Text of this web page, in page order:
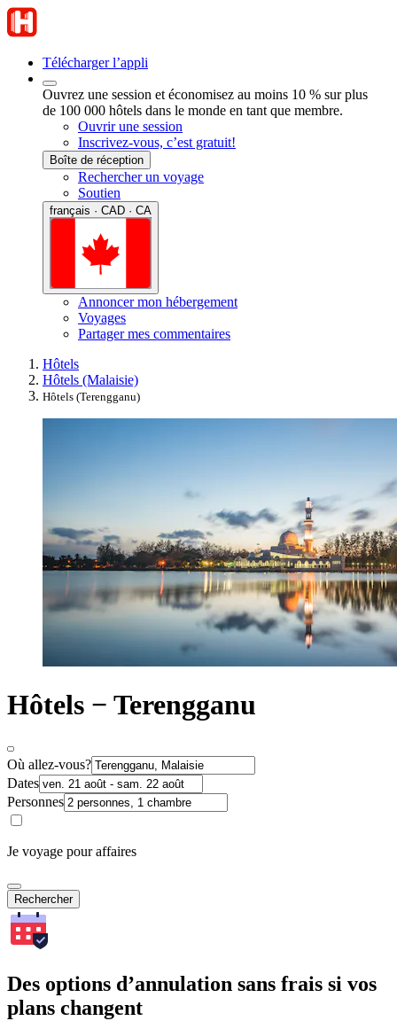
Télécharger l’appli
Ouvrez une session et économisez au moins 10 % sur plus
de 100 000 hôtels dans le monde en tant que membre.
Ouvrir une session
Inscrivez-vous, c’est gratuit!
Boîte de réception
Rechercher un voyage
Soutien
français · CAD · CA
Annoncer mon hébergement
Voyages
Partager mes commentaires
Hôtels
Hôtels (Malaisie)
Hôtels (Terengganu)
Hôtels − Terengganu
Où allez-vous?
Dates
Personnes
Je voyage pour affaires
Rechercher
Des options d’annulation sans frais si vos
plans changent